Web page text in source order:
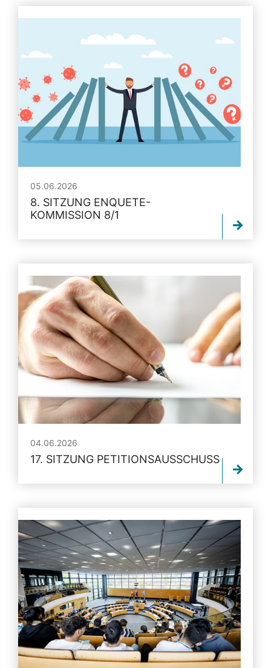
05.06.2026
8. SITZUNG ENQUETE-
KOMMISSION 8/1
04.06.2026
17. SITZUNG PETITIONSAUSSCHUSS